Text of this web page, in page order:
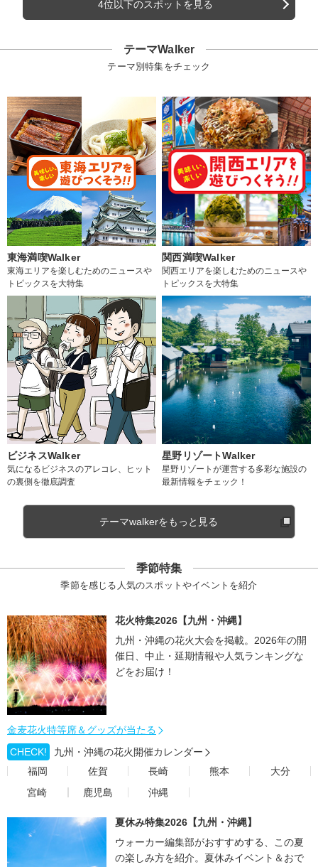
4位以下のスポットを見る
テーマWalker
テーマ別特集をチェック
東海満喫Walker
東海エリアを楽しむためのニュースや
トピックスを大特集
関西満喫Walker
関西エリアを楽しむためのニュースや
トピックスを大特集
ビジネスWalker
気になるビジネスのアレコレ、ヒット
の裏側を徹底調査
星野リゾートWalker
星野リゾートが運営する多彩な施設の
最新情報をチェック！
テーマwalkerをもっと見る
季節特集
季節を感じる人気のスポットやイベントを紹介
花火特集2026【九州・沖縄】
九州・沖縄の花火大会を掲載。2026年の開
催日、中止・延期情報や人気ランキングな
どをお届け！
金麦花火特等席＆グッズが当たる
CHECK!
九州・沖縄の花火開催カレンダー
福岡
佐賀 長崎 熊本
大分
宮崎
鹿児島 沖縄
夏休み特集2026【九州・沖縄】
ウォーカー編集部がおすすめする、この夏
の楽しみ方を紹介。夏休みイベント＆おで